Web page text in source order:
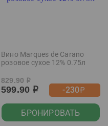
Вино Marques de Carano
розовое сухое 12% 0.75л
829.90 р
599.90 р -230р
БРОНИРОВАТЬ